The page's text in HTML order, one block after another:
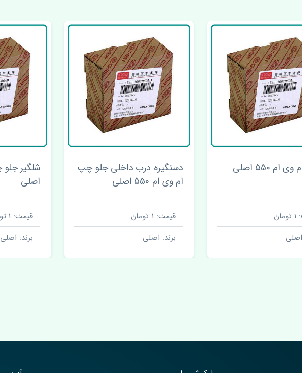
550 اصلی
دستگیره درب داخلی جلو چپ
ام وی ام 550 اصلی
قیمت: 1 تومان
برند: اصلی
اصلی
قیمت: 1 تومان
برند: اصلی